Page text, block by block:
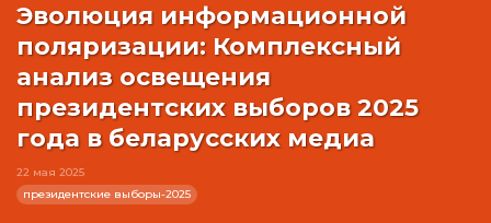
Эволюция информационной
поляризации: Комплексный
анализ освещения
президентских выборов 2025
года в беларусских медиа
22 мая 2025
президентские выборы-2025